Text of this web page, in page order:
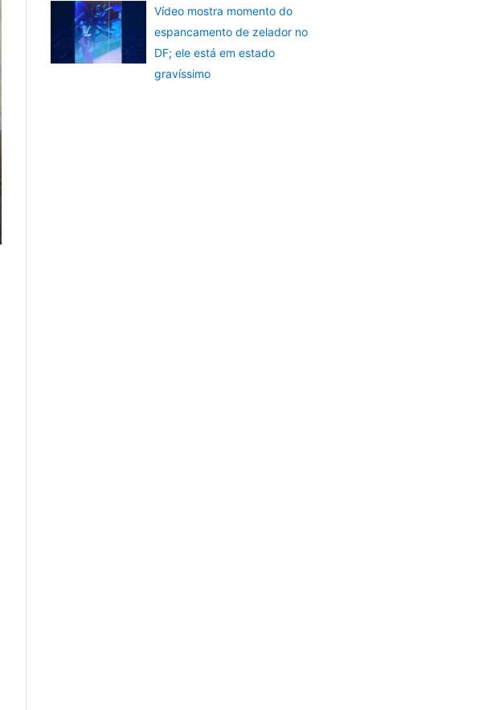
Vídeo mostra momento do
espancamento de zelador no
DF; ele está em estado
gravíssimo